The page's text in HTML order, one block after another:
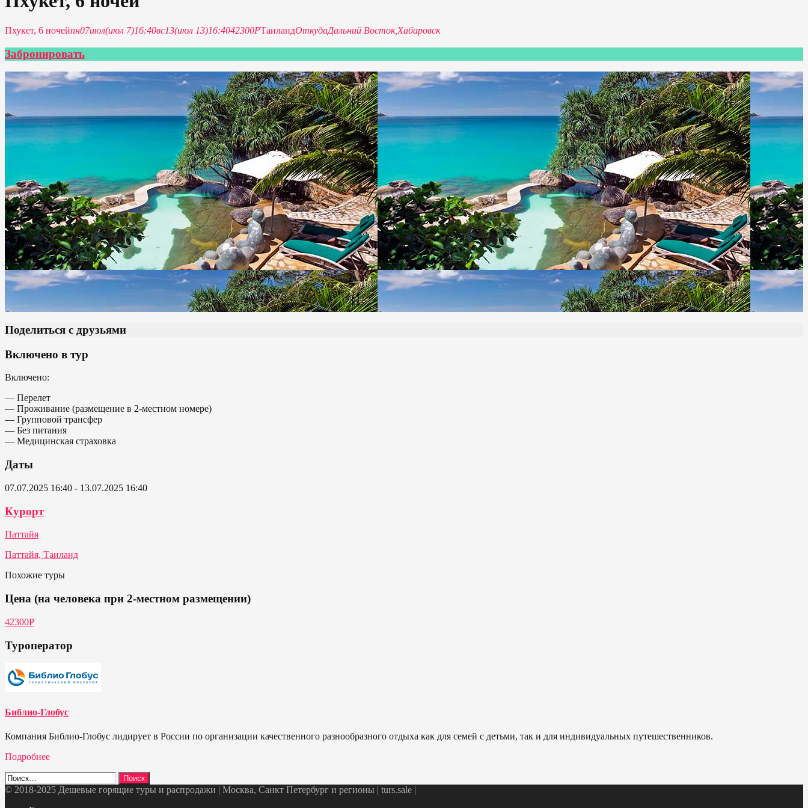
Пхукет, 6 ночейпн07июл(июл 7)16:40вс13(июл 13)16:4042300PТаиландОткудаДальний Восток, Хабаровск
Забронировать
Поделиться с друзьями
Включено в тур
Включено:
— Перелет
— Проживание (размещение в 2-местном номере)
— Групповой трансфер
— Без питания
— Медицинская страховка
Даты
07.07.2025 16:40 - 13.07.2025 16:40
Курорт
Паттайя
Паттайя, Таиланд
Похожие туры
Цена (на человека при 2-местном размещении)
42300P
Туроператор
Библио-Глобус
Компания Библио-Глобус лидирует в России по организации качественного разнообразного отдыха как для семей с детьми, так и для индивидуальных путешественников.
Подробнее
Найти:
© 2018-2025 Дешевые горящие туры и распродажи | Москва, Санкт Петербург и регионы | turs.sale |